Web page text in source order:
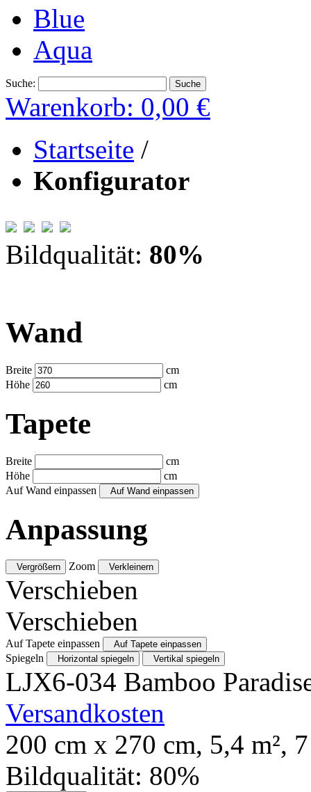
Blue
Aqua
Suche: Suche
Warenkorb: 0,00 €
Startseite /
Konfigurator
Bildqualität: 80%
Wand
Breite
cm
Höhe
cm
Tapete
Breite
cm
Höhe
cm
Auf Wand einpassen
Auf Wand einpassen
Anpassung
Vergrößern Zoom Verkleinern
Verschieben
Verschieben
Auf Tapete einpassen Auf Tapete einpassen
Spiegeln Horizontal spiegeln Vertikal spiegeln
LJX6-034 Bamboo
Versandkosten
200 cm x 270 cm, 5,4 m², 7
Bildqualität: 80%